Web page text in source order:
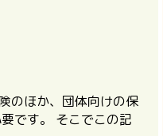
のほか、団体向けの保
です。
そこでこの記